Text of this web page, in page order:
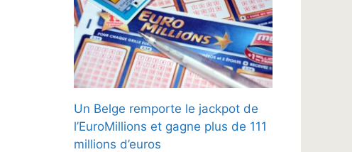
Un Belge remporte le jackpot de
l’EuroMillions et gagne plus de 111
millions d’euros